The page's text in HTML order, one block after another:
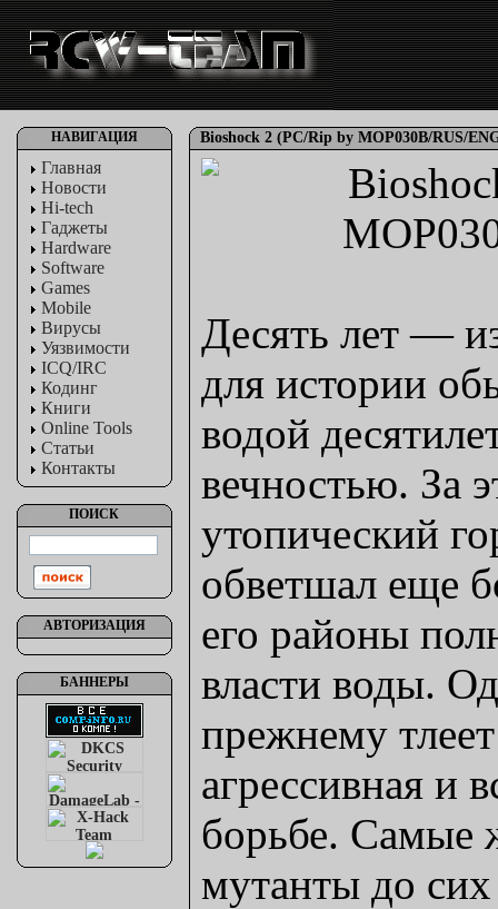
НАВИГАЦИЯ
Главная
Новости
Hi-tech
Гаджеты
Hardware
Software
Games
Mobile
Вирусы
Уязвимости
ICQ/IRC
Кодинг
Книги
Online Tools
Статьи
Контакты
ПОИСК
АВТОРИЗАЦИЯ
БАННЕРЫ
Bioshock 2 (PC/Rip by MOP030B/RUS/
Десять лет —
для истории
водой
вечностью. За
утопический
обветшал еще
его районы
власти воды.
прежнему
агрессивная и
борьбе. Самые
мутанты до